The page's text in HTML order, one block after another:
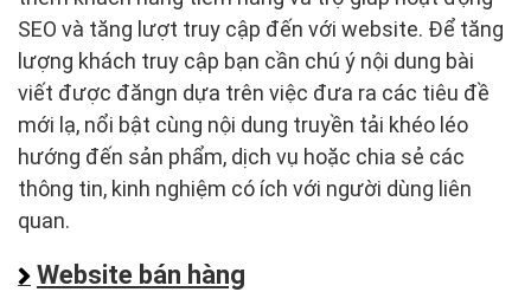
SEO và tăng lượt truy cập đến với website. Để tăng
lượng khách truy cập bạn cần chú ý nội dung bài
viết được đăngn dựa trên việc đưa ra các tiêu đề
mới lạ, nổi bật cùng nội dung truyền tải khéo léo
hướng đến sản phẩm, dịch vụ hoặc chia sẻ các
thông tin, kinh nghiệm có ích với người dùng liên
quan.
Website bán hàng